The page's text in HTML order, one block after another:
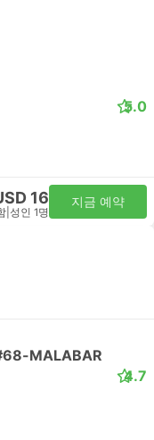
5.0
16
성인 1명
지금 예약
MALABAR
4.7